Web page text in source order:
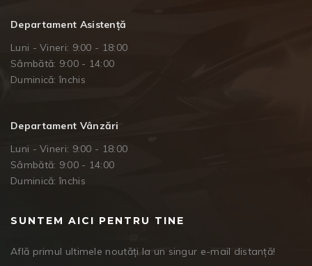
Departament Asistență
Luni - Vineri: 9:00 - 18:00
Sâmbătă: 9:00 - 14:00
Duminică: închis
Departament Vânzări
Luni - Vineri: 9:00 - 18:00
Sâmbătă: 9:00 - 14:00
Duminică: închis
SUNTEM AICI PENTRU TINE
Află primul ultimele noutăți la un singur e-mail distanță!